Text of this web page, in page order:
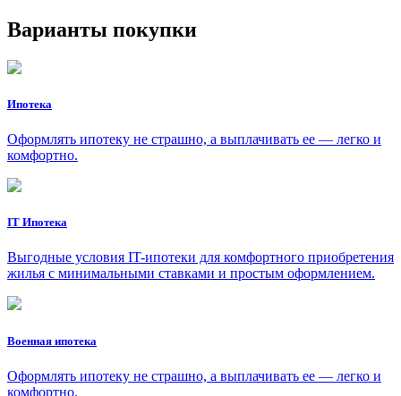
Варианты покупки
Ипотека
Оформлять ипотеку не страшно, а выплачивать ее — легко и
комфортно.
IT Ипотека
Выгодные условия IT-ипотеки для комфортного приобретения
жилья с минимальными ставками и простым оформлением.
Военная ипотека
Оформлять ипотеку не страшно, а выплачивать ее — легко и
комфортно.